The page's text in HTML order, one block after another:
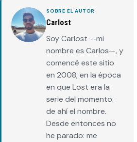
SOBRE EL AUTOR
Carlost
Soy Carlost —mi
nombre es Carlos—, y
comencé este sitio
en 2008, en la época
en que Lost era la
serie del momento:
de ahí el nombre.
Desde entonces no
he parado: me